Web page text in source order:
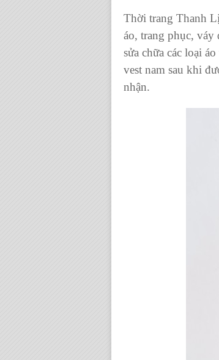
Thời trang Thanh
áo, trang phục, váy
sửa chữa các loại
vest nam sau khi
nhận.